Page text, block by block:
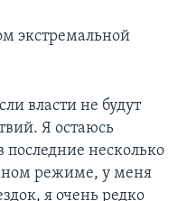
экстремальной
власти не будут
Я остаюсь
несколько
режиме, у меня
я очень редко